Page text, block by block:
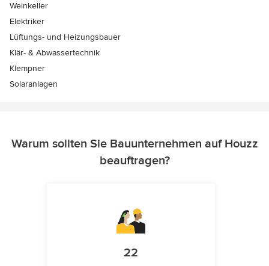
Weinkeller
Elektriker
Lüftungs- und Heizungsbauer
Klär- & Abwassertechnik
Klempner
Solaranlagen
Warum sollten Sie Bauunternehmen auf Houzz
beauftragen?
22